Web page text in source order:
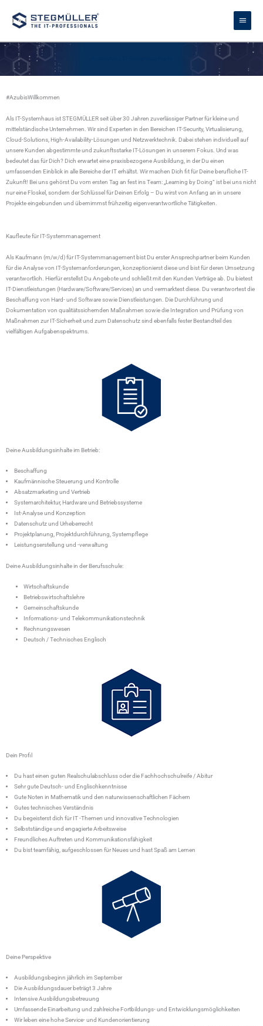
Inhalt
springen
#AzubisWillkommen
Als IT-Systemhaus ist STEGMÜLLER seit über 30 Jahren zuverlässiger Partner für kleine und
mittelständische Unternehmen. Wir sind Experten in den Bereichen IT-Security, Virtualisierung,
Cloud-Solutions, High-Availability-Lösungen und Netzwerktechnik. Dabei stehen individuell auf
unsere Kunden abgestimmte und zukunftsstarke IT-Lösungen in unserem Fokus. Und was
bedeutet das für Dich? Dich erwartet eine praxisbezogene Ausbildung, in der Du einen
umfassenden Einblick in alle Bereiche der IT erhältst. Wir machen Dich fit für Deine berufliche IT-
Zukunft! Bei uns gehörst Du vom ersten Tag an fest ins Team: „Learning by Doing“ ist bei uns nicht
nur eine Floskel, sondern der Schlüssel für Deinen Erfolg – Du wirst von Anfang an in unsere
Projekte eingebunden und übernimmst frühzeitig eigenverantwortliche Tätigkeiten.
Kaufleute für IT-Systemmanagement
Als Kaufmann (m/w/d) für IT-Systemmanagement bist Du erster Ansprechpartner beim Kunden
für die Analyse von IT-Systemanforderungen, konzeptionierst diese und bist für deren Umsetzung
verantwortlich. Hierfür erstellst Du Angebote und schließt mit den Kunden Verträge ab. Du bietest
IT-Dienstleistungen (Hardware/Software/Services) an und vermarktest diese. Du verantwortest die
Beschaffung von Hard- und Software sowie Dienstleistungen. Die Durchführung und
Dokumentation von qualitätssichernden Maßnahmen sowie die Integration und Prüfung von
Maßnahmen zur IT-Sicherheit und zum Datenschutz sind ebenfalls fester Bestandteil des
vielfältigen Aufgabenspektrums.
Deine Ausbildungsinhalte im Betrieb:
Beschaffung
Kaufmännische Steuerung und Kontrolle
Absatzmarketing und Vertrieb
Systemarchitektur, Hardware und Betriebssysteme
Ist-Analyse und Konzeption
Datenschutz und Urheberrecht
Projektplanung, Projektdurchführung, Systempflege
Leistungserstellung und -verwaltung
Deine Ausbildungsinhalte in der Berufsschule:
Wirtschaftskunde
Betriebswirtschaftslehre
Gemeinschaftskunde
Informations- und Telekommunikationstechnik
Rechnungswesen
Deutsch / Technisches Englisch
Dein Profil
Du hast einen guten Realschulabschluss oder die Fachhochschulreife / Abitur
Sehr gute Deutsch- und Englischkenntnisse
Gute Noten in Mathematik und den naturwissenschaftlichen Fächern
Gutes technisches Verständnis
Du begeisterst dich für IT -Themen und innovative Technologien
Selbstständige und engagierte Arbeitsweise
Freundliches Auftreten und Kommunikationsfähigkeit
Du bist teamfähig, aufgeschlossen für Neues und hast Spaß am Lernen
Deine Perspektive
Ausbildungsbeginn jährlich im September
Die Ausbildungsdauer beträgt 3 Jahre
Intensive Ausbildungsbetreuung
Umfassende Einarbeitung und zahlreiche Fortbildungs- und Entwicklungsmöglichkeiten
Wir leben eine hohe Service- und Kundenorientierung